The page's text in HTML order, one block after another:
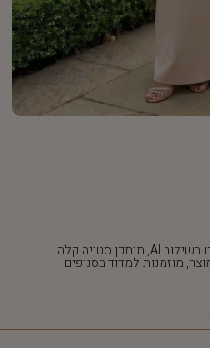
*חלק מהתמונות נוצרו בשילוב AI, תיתכן סטייה קלה
מוזמנות למדוד בסניפים